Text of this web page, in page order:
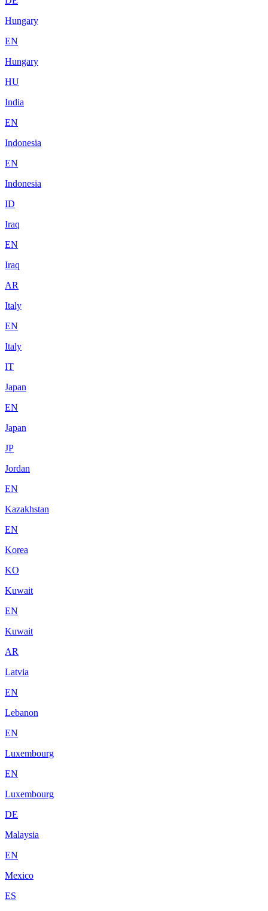
Hungary
EN
Hungary
HU
India
EN
Indonesia
EN
Indonesia
ID
Iraq
EN
Iraq
AR
Italy
EN
Italy
IT
Japan
EN
Japan
JP
Jordan
EN
Kazakhstan
EN
Korea
KO
Kuwait
EN
Kuwait
AR
Latvia
EN
Lebanon
EN
Luxembourg
EN
Luxembourg
DE
Malaysia
EN
Mexico
ES